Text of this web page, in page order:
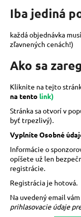
Iba jediná
každá objednávka
zľavnených cenách!)
Ako sa
Kliknite na tejto
na tento link)
Stránka sa otvorí v
byť trpezlivý).
Vyplníte Osobné
Informácie o
opíšete už len
registrácie.
Registrácia je hotová.
Na uvedený email
prihlasovacie údaje
O
d
p
o
ú
a
m
e
FOREVER
IMMUNE™
GUMMY
-
IMUNITNÉ
ŽELÉ
46,16
€